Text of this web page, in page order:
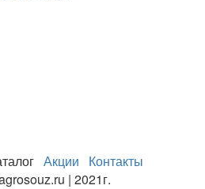
Акции
Контакты
| 2021г.